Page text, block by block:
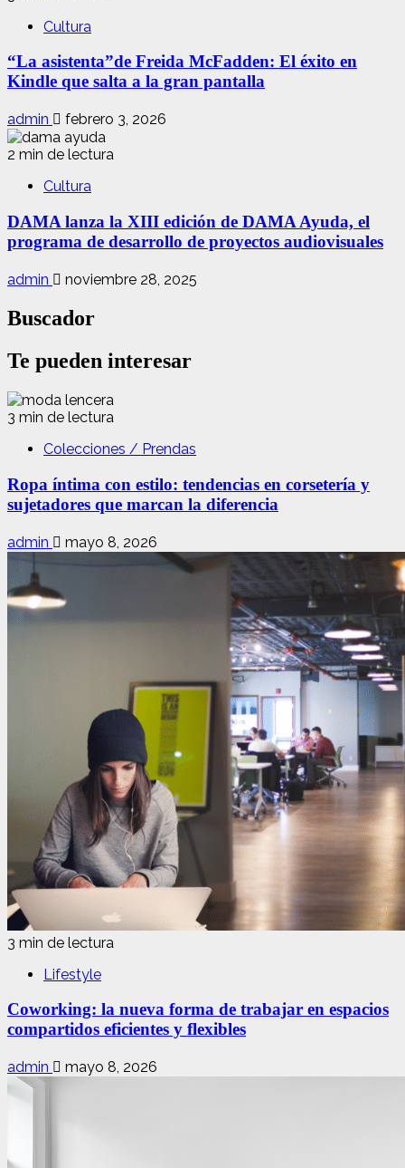
Cultura
“La asistenta”de Freida McFadden: El éxito en
Kindle que salta a la gran pantalla
admin febrero 3, 2026
2 min de lectura
Cultura
DAMA lanza la XIII edición de DAMA Ayuda, el
programa de desarrollo de proyectos audiovisuales
admin noviembre 28, 2025
Buscador
Te pueden interesar
3 min de lectura
Colecciones / Prendas
Ropa íntima con estilo: tendencias en corsetería y
sujetadores que marcan la diferencia
admin mayo 8, 2026
3 min de lectura
Lifestyle
Coworking: la nueva forma de trabajar en espacios
compartidos eficientes y flexibles
admin mayo 8, 2026